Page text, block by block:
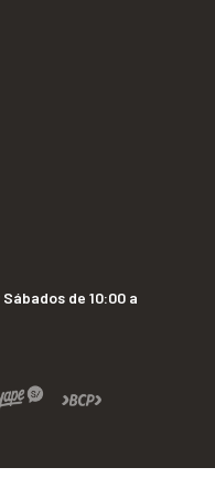
de 10:00 a
© 2026